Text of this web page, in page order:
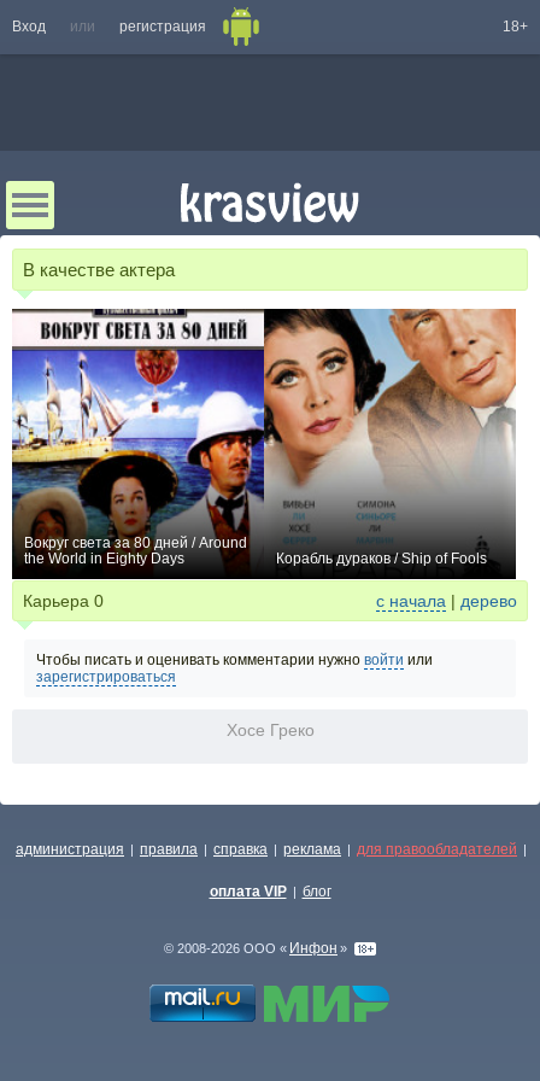
Вход или регистрация 18+
В качестве актера
Вокруг света за 80 дней / Around
the World in Eighty Days
Корабль дураков / Ship of Fools
Карьера 0 с начала | дерево
Чтобы писать и оценивать комментарии нужно войти или
зарегистрироваться
Хосе Греко
администрация | правила | справка | реклама | для правообладателей |
оплата VIP | блог
© 2008-2026 ООО « Инфон »